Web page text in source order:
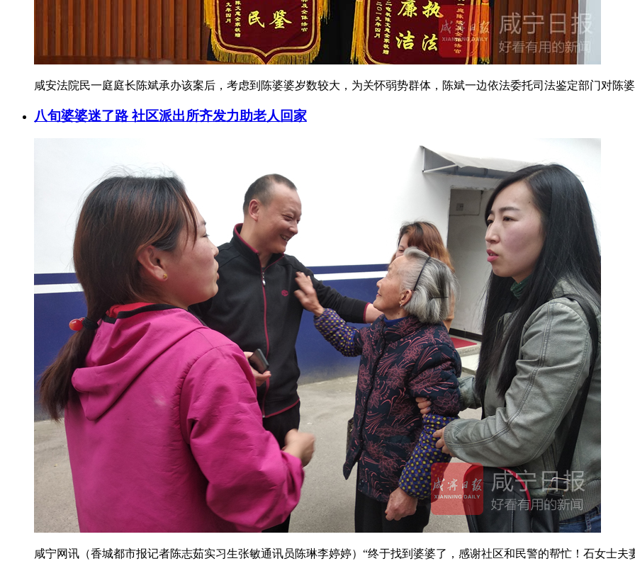
咸安法院民一庭庭长陈斌承办该案后，考虑到陈婆婆岁数较大，为关怀弱势群体，陈斌一边依法委托司法鉴定部门对陈
八旬婆婆迷了路 社区派出所齐发力助老人回家
咸宁网讯（香城都市报记者陈志茹实习生张敏通讯员陈琳李婷婷）“终于找到婆婆了，感谢社区和民警的帮忙！石女士夫